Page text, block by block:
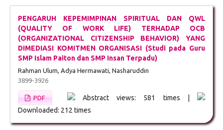
PENGARUH KEPEMIMPINAN SPIRITUAL DAN QWL
(QUALITY OF WORK LIFE) TERHADAP OCB
(ORGANIZATIONAL CITIZENSHIP BEHAVIOR) YANG
DIMEDIASI KOMITMEN ORGANISASI (Studi pada Guru
SMP Islam Paiton dan SMP Insan Terpadu)
Rahman Ulum, Adya Hermawati, Nasharuddin
3899-3926
PDF
Abstract views: 581 times |
Downloaded: 212 times